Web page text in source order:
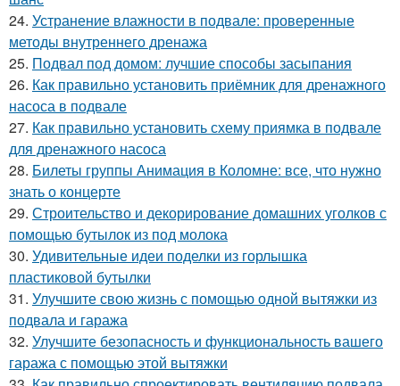
24. Устранение влажности в подвале: проверенные
методы внутреннего дренажа
25. Подвал под домом: лучшие способы засыпания
26. Как правильно установить приёмник для дренажного
насоса в подвале
27. Как правильно установить схему приямка в подвале
для дренажного насоса
28. Билеты группы Анимация в Коломне: все, что нужно
знать о концерте
29. Строительство и декорирование домашних уголков с
помощью бутылок из под молока
30. Удивительные идеи поделки из горлышка
пластиковой бутылки
31. Улучшите свою жизнь с помощью одной вытяжки из
подвала и гаража
32. Улучшите безопасность и функциональность вашего
гаража с помощью этой вытяжки